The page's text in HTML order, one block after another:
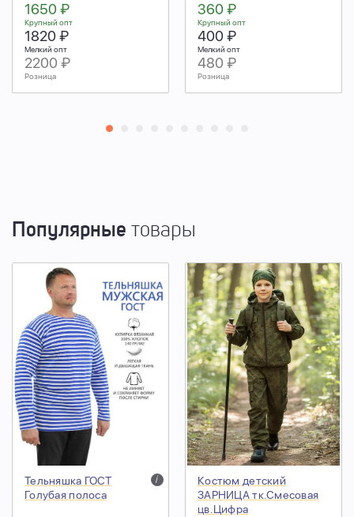
1650 ₽
Крупный опт
1820 ₽
Мелкий опт
2200 ₽
Розница
360 ₽
Крупный опт
400 ₽
Мелкий опт
480 ₽
Розница
Популярные товары
Тельняшка ГОСТ
Голубая полоса
i
Костюм детский
ЗАРНИЦА тк.Смесовая
цв.Цифра